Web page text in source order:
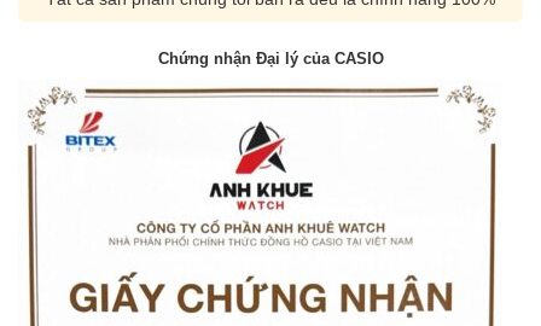
Chứng nhận Đại lý của CASIO